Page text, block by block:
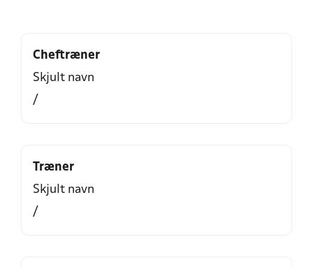
Cheftræner
Skjult navn
/
Træner
Skjult navn
/